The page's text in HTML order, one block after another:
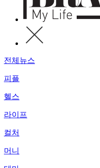
전체뉴스
피플
헬스
라이프
컬처
머니